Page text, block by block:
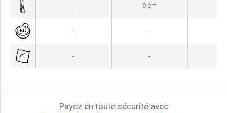
- 9 cm
- -
- -
Payez en toute sécurité avec